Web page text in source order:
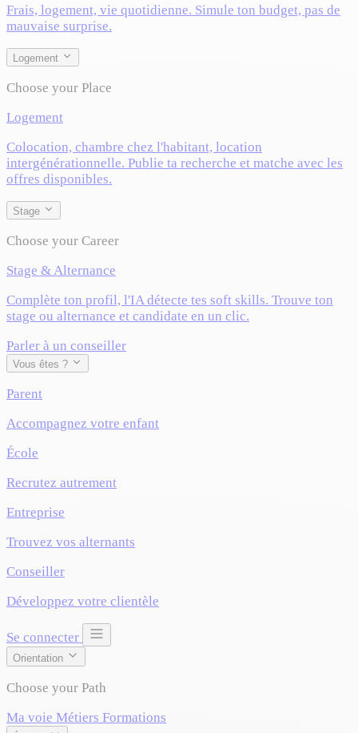
Frais, logement, vie quotidienne. Simule ton budget, pas de
mauvaise surprise.
Logement
Choose your Place
Logement
Colocation, chambre chez l'habitant, location
intergénérationnelle. Publie ta recherche et matche avec les
offres disponibles.
Stage
Choose your Career
Stage & Alternance
Complète ton profil, l'IA détecte tes soft skills. Trouve ton
stage ou alternance et candidate en un clic.
Parler à un conseiller
Vous êtes ?
Parent
Accompagnez votre enfant
École
Recrutez autrement
Entreprise
Trouvez vos alternants
Conseiller
Développez votre clientèle
Se connecter
Orientation
Choose your Path
Ma voie Métiers Formations